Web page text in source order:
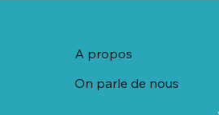
A propos
On parle de nous